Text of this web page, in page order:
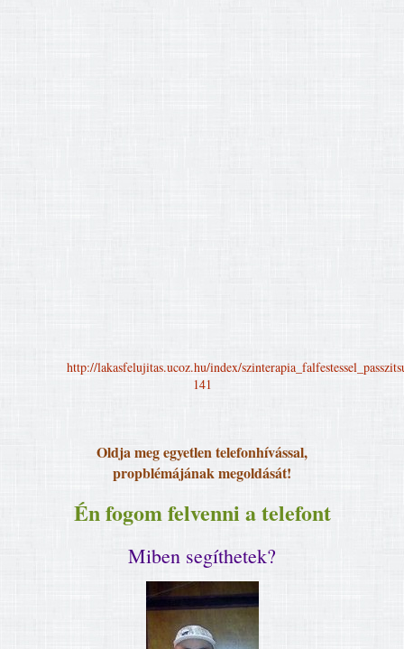
http://lakasfelujitas.ucoz.hu/index/
141
Oldja meg egyetlen telefonhívással,
propblémájának megoldását!
Én fogom felvenni a telefont
Miben segíthetek?